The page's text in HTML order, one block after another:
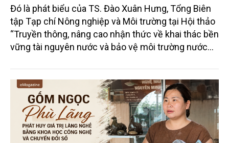
Đó là phát biểu của TS. Đào Xuân Hưng, Tổng Biên
tập Tạp chí Nông nghiệp và Môi trường tại Hội thảo
“Truyền thông, nâng cao nhận thức về khai thác bền
vững tài nguyên nước và bảo vệ môi trường nước
trường phối hợp với Sở Nông nghiệp và Môi trường
tỉnh Lai Châu tổ chức ngày 10/7/2026. Hội thảo thu
hút sự tham gia của hơn 100 đại biểu là lãnh đạo
các đơn vị thuộc Bộ Nông nghiệp và Môi trường,
chuyên gia, nhà khoa học, Sở Nông nghiệp và Môi
trường tỉnh Lai Châu và đại diện các cơ quan đơn vị